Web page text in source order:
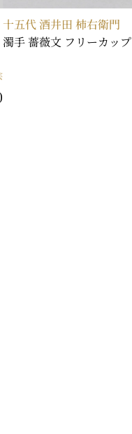
十五代 酒井田 柿右衛門
濁手 薔薇文 フリーカップ